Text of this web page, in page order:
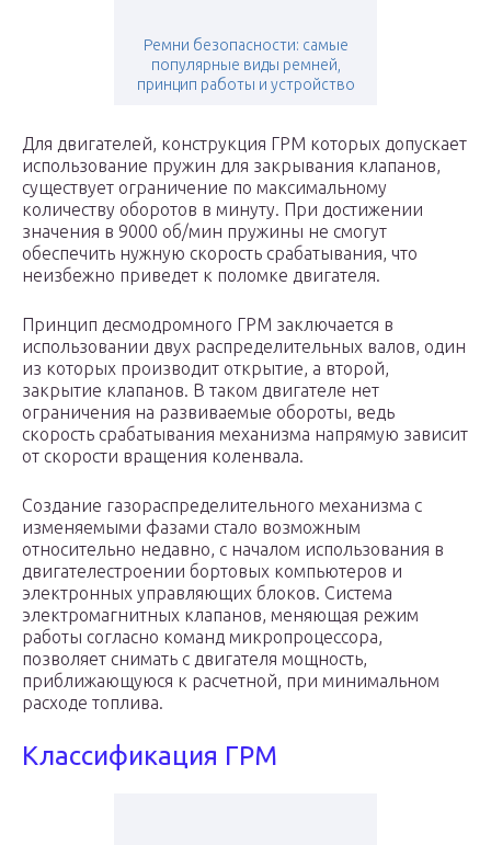
Ремни безопасности: самые
популярные виды ремней,
принцип работы и устройство
Для двигателей, конструкция ГРМ которых допускает
использование пружин для закрывания клапанов,
существует ограничение по максимальному
количеству оборотов в минуту. При достижении
значения в 9000 об/мин пружины не смогут
обеспечить нужную скорость срабатывания, что
неизбежно приведет к поломке двигателя.
Принцип десмодромного ГРМ заключается в
использовании двух распределительных валов, один
из которых производит открытие, а второй,
закрытие клапанов. В таком двигателе нет
ограничения на развиваемые обороты, ведь
скорость срабатывания механизма напрямую зависит
от скорости вращения коленвала.
Создание газораспределительного механизма с
изменяемыми фазами стало возможным
относительно недавно, с началом использования в
двигателестроении бортовых компьютеров и
электронных управляющих блоков. Система
электромагнитных клапанов, меняющая режим
работы согласно команд микропроцессора,
позволяет снимать с двигателя мощность,
приближающуюся к расчетной, при минимальном
расходе топлива.
Классификация ГРМ